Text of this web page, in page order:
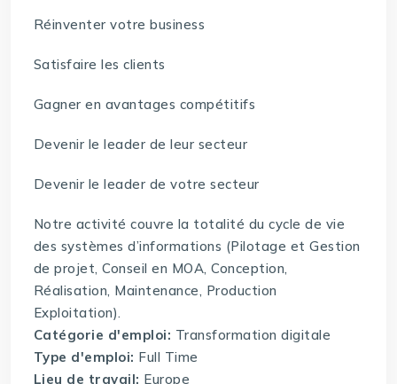
Réinventer votre business
Satisfaire les clients
Gagner en avantages compétitifs
Devenir le leader de leur secteur
Devenir le leader de votre secteur
Notre activité couvre la totalité du cycle de vie
des systèmes d’informations (Pilotage et Gestion
de projet, Conseil en MOA, Conception,
Réalisation, Maintenance, Production
Exploitation).
Catégorie d'emploi: Transformation digitale
Type d'emploi: Full Time
Lieu de travail: Europe